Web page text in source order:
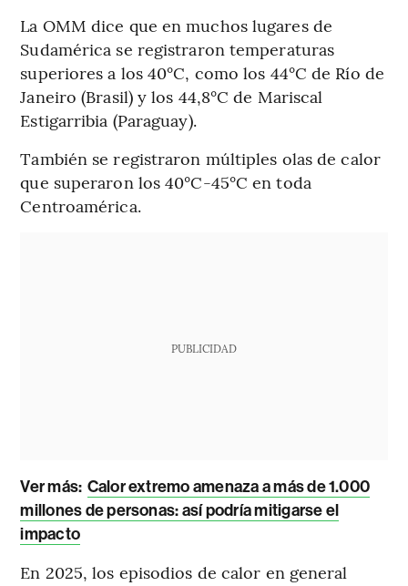
La OMM dice que en muchos lugares de
Sudamérica se registraron temperaturas
superiores a los 40°C, como los 44°C de Río de
Janeiro (Brasil) y los 44,8°C de Mariscal
Estigarribia (Paraguay).
También se registraron múltiples olas de calor
que superaron los 40°C-45°C en toda
Centroamérica.
PUBLICIDAD
Ver más: Calor extremo amenaza a más de 1.000
millones de personas: así podría mitigarse el
impacto
En 2025, los episodios de calor en general